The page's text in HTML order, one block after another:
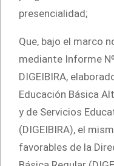
presencialidad;
Que, bajo el marco
mediante Informe
DIGEIBIRA,
Educación Básica
y de Servicios
(DIGEIBIRA), el
favorables de la